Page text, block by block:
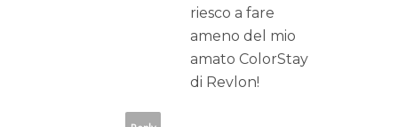
riesco a fare
ameno del mio
amato ColorStay
di Revlon!